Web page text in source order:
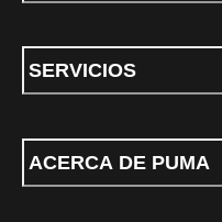
SERVICIOS
ACERCA DE PUMA